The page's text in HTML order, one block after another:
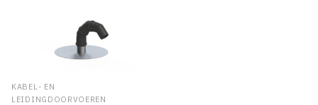
KABEL- EN
LEIDINGDOORVOEREN